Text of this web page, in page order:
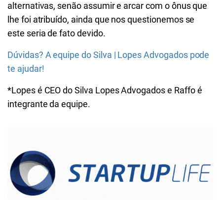
alternativas, senão assumir e arcar com o ônus que
lhe foi atribuído, ainda que nos questionemos se
este seria de fato devido.
Dúvidas? A equipe do Silva | Lopes Advogados pode
te ajudar!
*Lopes é CEO do Silva Lopes Advogados e Raffo é
integrante da equipe.